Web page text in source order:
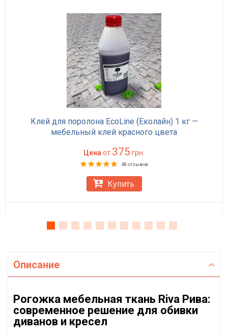
Клей для поролона EcoLine (Еколайн) 1 кг —
мебельный клей красного цвета
Цена от 375 грн.
48 отзывов
Купить
Описание
Рогожка мебельная ткань Riva Рива:
современное решение для обивки
диванов и кресел